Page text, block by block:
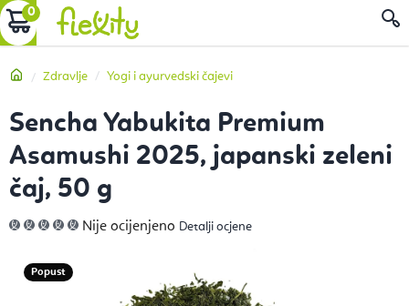
Preskoči
na
KOŠARICA
Početna
Zdravlje Yogi i ayurvedski čajevi
Sencha Yabukita Premium
Asamushi 2025, japanski zeleni
čaj, 50 g
Prosječna
ocjena
zvjezdica.
Nije ocijenjeno Detalji ocjene
Popust